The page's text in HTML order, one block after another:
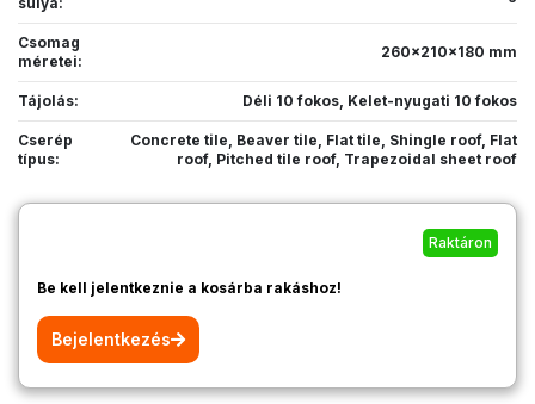
Csomag
méretei:
260x210x180 mm
Tájolás: Déli 10 fokos, Kelet-nyugati 10 fokos
Cserép
típus:
Concrete tile, Beaver tile, Flat tile, Shingle roof, Flat
roof, Pitched tile roof, Trapezoidal sheet roof
Raktáron
Be kell jelentkeznie a kosárba rakáshoz!
Bejelentkezés